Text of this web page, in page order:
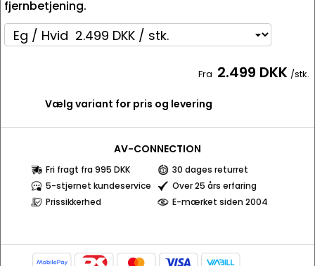
fjernbetjening.
Fra 2.499 DKK /stk.
Vælg variant for pris og levering
AV-CONNECTION
Fri fragt fra 995 DKK
30 dages returret
5-stjernet kundeservice
Over 25 års erfaring
Prissikkerhed
E-mærket siden 2004